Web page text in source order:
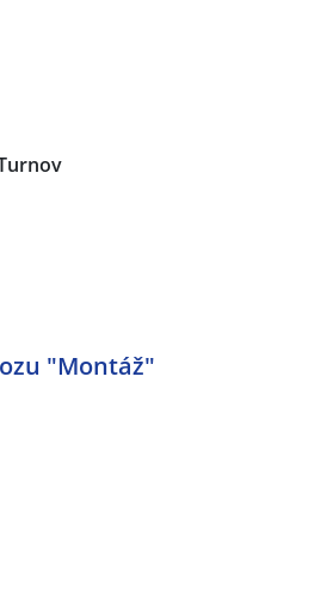
"Montáž"